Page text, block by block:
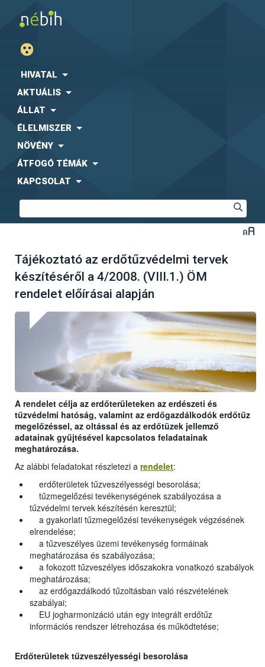
HIVATAL
AKTUÁLIS
ÁLLAT
ÉLELMISZER
NÖVÉNY
ÁTFOGÓ TÉMÁK
KAPCSOLAT
Tájékoztató az erdőtűzvédelmi tervek
készítéséről a 4/2008. (VIII.1.) ÖM
rendelet előírásai alapján
A rendelet célja az erdőterületeken az erdészeti és
tűzvédelmi hatóság, valamint az erdőgazdálkodók erdőtűz
megelőzéssel, az oltással és az erdőtüzek jellemző
adatainak gyűjtésével kapcsolatos feladatainak
meghatározása.
Az alábbi feladatokat részletezi a rendelet:
erdőterületek tűzveszélyességi besorolása;
tűzmegelőzési tevékenységének szabályozása a
tűzvédelmi tervek készítésén keresztül;
a gyakorlati tűzmegelőzési tevékenységek végzésének
elrendelése;
a tűzveszélyes üzemi tevékenység formáinak
meghatározása és szabályozása;
a fokozott tűzveszélyes időszakokra vonatkozó szabályok
meghatározása;
az erdőgazdálkodó tűzoltásban való részvételének
szabályai;
EU jogharmonizáció után egy integrált erdőtűz
információs rendszer létrehozása és működtetése;
Erdőterületek tűzveszélyességi besorolása